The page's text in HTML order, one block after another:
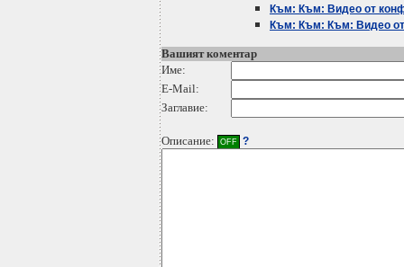
Към: Към: Видео от
Към: Към: Към: Видео
Вашият коментар
Име:
E-Mail:
Заглавие:
Описание: OFF ?